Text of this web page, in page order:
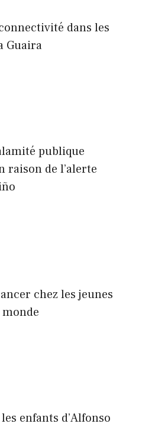
dans les
Guaira
publique
raison de l’alerte
chez les jeunes
enfants d’Alfonso